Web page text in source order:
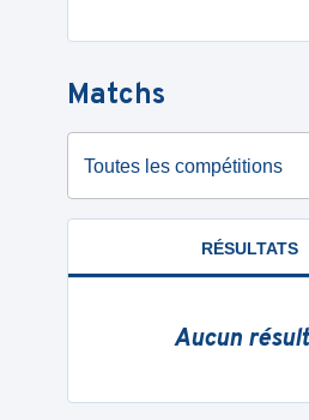
Matchs
Toutes les compétitions
RÉSULTATS
Aucun